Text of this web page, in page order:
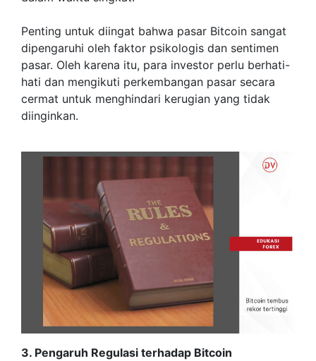
Penting untuk diingat bahwa pasar Bitcoin sangat
dipengaruhi oleh faktor psikologis dan sentimen
pasar. Oleh karena itu, para investor perlu berhati-
hati dan mengikuti perkembangan pasar secara
cermat untuk menghindari kerugian yang tidak
diinginkan.
3. Pengaruh Regulasi terhadap Bitcoin